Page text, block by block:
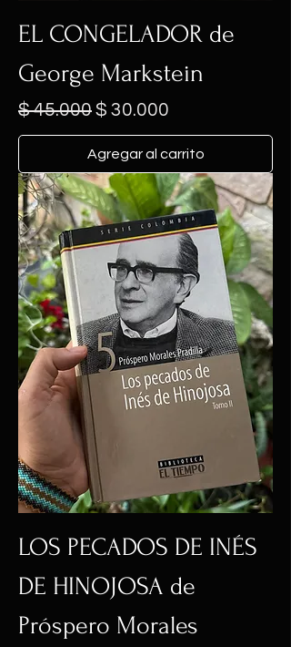
EL CONGELADOR de
George Markstein
Precio
$ 45.000Precio de oferta
$ 30.000
Agregar al carrito
LOS PECADOS DE INÉS
DE HINOJOSA de
Próspero Morales